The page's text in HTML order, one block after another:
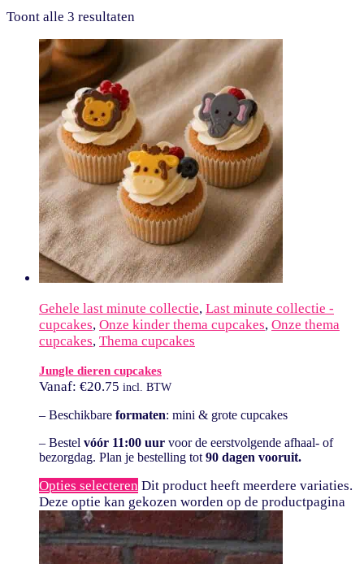
Toont alle 3 resultaten
Gehele last minute collectie, Last minute collectie -
cupcakes, Onze kinder thema cupcakes, Onze thema
cupcakes, Thema cupcakes
Jungle dieren cupcakes
Vanaf: €20.75 incl. BTW
– Beschikbare formaten: mini & grote cupcakes
– Bestel vóór 11:00 uur voor de eerstvolgende afhaal- of
bezorgdag. Plan je bestelling tot 90 dagen vooruit.
Opties selecteren Dit product heeft meerdere variaties.
Deze optie kan gekozen worden op de productpagina